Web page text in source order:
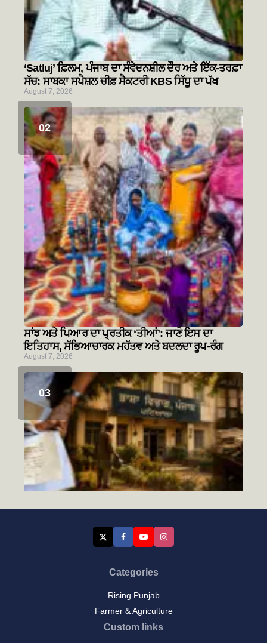
‘Satluj’ ਫ਼ਿਲਮ, ਪੰਜਾਬ ਦਾ ਸੰਵੇਦਨਸ਼ੀਲ ਦੌਰ ਅਤੇ ਇੱਕ-ਤਰਫ਼ਾ
ਸੱਚ: ਸਾਬਕਾ ਸਪੈਸ਼ਲ ਚੀਫ਼ ਸੈਕਟਰੀ KBS ਸਿੱਧੂ ਦਾ ਪੱਖ
August 7, 2026
ਸਾਂਝ ਅਤੇ ਪਿਆਰ ਦਾ ਪ੍ਰਤੀਕ ‘ਤੀਆਂ’: ਜਾਣੋ ਇਸ ਦਾ
ਇਤਿਹਾਸ, ਸੱਭਿਆਚਾਰਕ ਮਹੱਤਵ ਅਤੇ ਬਦਲਦਾ ਰੂਪ-ਰੰਗ
August 7, 2026
ਭਲੇ ਦਿਨਾਂ ਦੀਆਂ ਗੱਲਾਂ-(1)
Categories
Rising Punjab
Farmer & Agriculture
Custom links